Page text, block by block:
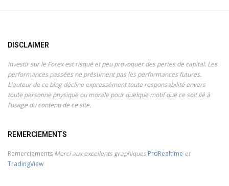
DISCLAIMER
Investir sur le Forex est risqué et peu provoquer des pertes de capital. Les
performances passées ne présument pas les performances futures.
L'auteur de ce blog décline expressément toute responsabilité envers
toute personne physique ou morale pour quelque motif que ce soit lié à
l’usage du contenu de ce site.
REMERCIEMENTS
Remerciements Merci aux excellents graphiques ProRealtime et
TradingView